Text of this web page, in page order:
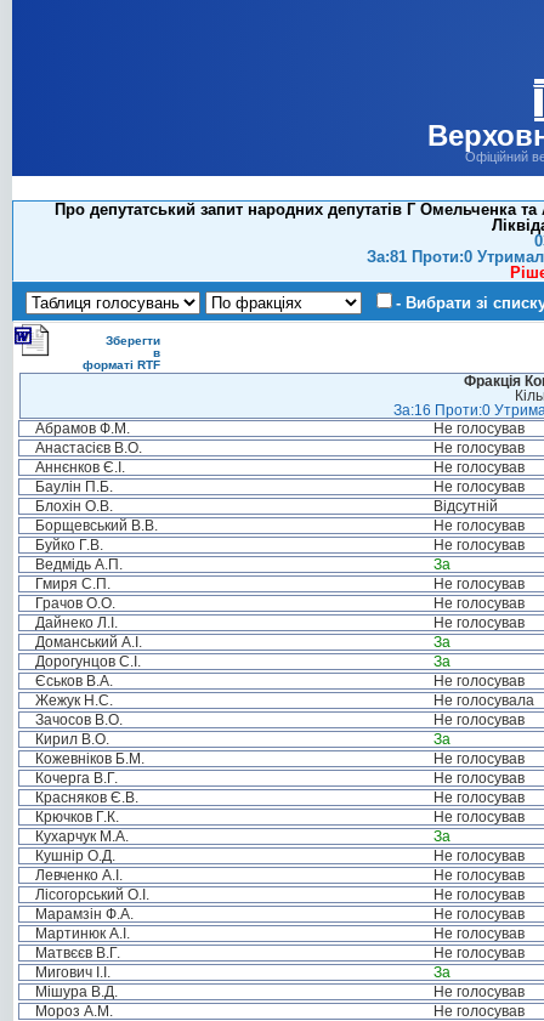
Офіційний
Про депутатський запит народних депутатів Г Омельченка
За:81 Проти:0
- Вибрати зі
Зберегти
в
форматі RTF
Фракція
За:16 Проти:0
Абрамов Ф.М.
Не голосував
Анастасієв В.О.
Не голосував
Аннєнков Є.І.
Не голосував
Баулін П.Б.
Не голосував
Блохін О.В.
Відсутній
Борщевський В.В.
Не голосував
Буйко Г.В.
Не голосував
Ведмідь А.П.
За
Гмиря С.П.
Не голосував
Грачов О.О.
Не голосував
Дайнеко Л.І.
Не голосував
Доманський А.І.
За
Дорогунцов С.І.
За
Єськов В.А.
Не голосував
Жежук Н.С.
Не голосувала
Зачосов В.О.
Не голосував
Кирил В.О.
За
Кожевніков Б.М.
Не голосував
Кочерга В.Г.
Не голосував
Красняков Є.В.
Не голосував
Крючков Г.К.
Не голосував
Кухарчук М.А.
За
Кушнір О.Д.
Не голосував
Левченко А.І.
Не голосував
Лісогорський О.І.
Не голосував
Марамзін Ф.А.
Не голосував
Мартинюк А.І.
Не голосував
Матвєєв В.Г.
Не голосував
Мигович І.І.
За
Мішура В.Д.
Не голосував
Мороз А.М.
Не голосував